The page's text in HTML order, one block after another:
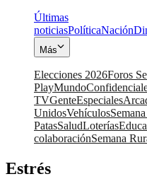
Últimas
noticiasPolíticaNación
Más
Elecciones 2026Foros
PlayMundo
TVGenteEspeciales
UnidosVehículos
PatasSaludLoterías
colaboraciónSemana
Estrés